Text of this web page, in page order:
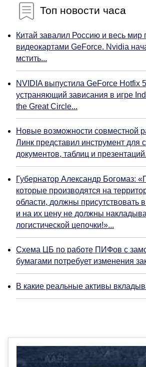
Топ новости часа
Китай завалил Россию и весь мир
видеокартами GeForce. Nvidia
мстить...
NVIDIA выпустила GeForce Hotfix
устраняющий зависания в игре
the Great Circle...
Новые возможности совместной
Линк представил инструмент для
документов, таблиц и
Губернатор Александр Богомаз:
которые производятся на
области, должны присутствовать
и на их цену не должны
логистической цепочки!»...
Схема ЦБ по работе ПИФов с
бумагами потребует изменения
В какие реальные активы